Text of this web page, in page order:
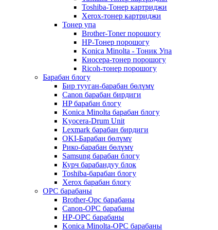
Toshiba-Тонер картриджи
Xerox-тонер картриджи
Тонер упа
Brother-Toner порошогу
HP-Тонер порошогу
Konica Minolta - Тоник Упа
Киосера-тонер порошогу
Ricoh-тонер порошогу
Барабан блогу
Бир тууган-барабан бөлүмү
Canon барабан бирдиги
HP барабан блогу
Konica Minolta барабан блогу
Kyocera-Drum Unit
Lexmark барабан бирдиги
OKI-Барабан бөлүмү
Рико-барабан бөлүмү
Samsung барабан блогу
Курч барабандуу блок
Toshiba-барабан блогу
Xerox барабан блогу
OPC барабаны
Brother-Opc барабаны
Canon-OPC барабаны
HP-OPC барабаны
Konica Minolta-OPC барабаны